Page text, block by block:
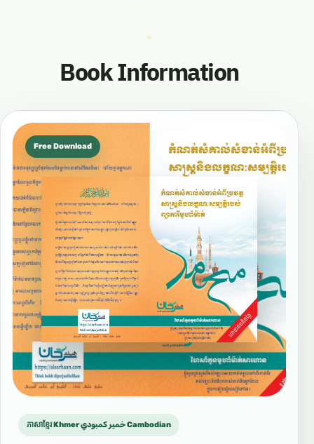
Book Information
Free Download
ភាសាខ្មែរ Khmer خمير كمبودي Cambodian